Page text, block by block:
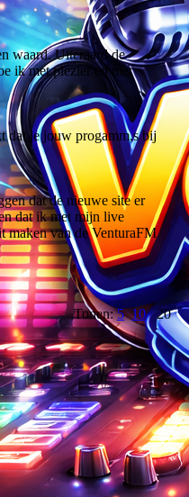
waard. Uiteraard de
ik met plezier en met
dat je jouw progamm,s bij
dat de nieuwe site er
dat ik met mijn live
maken van de VenturaFM
Tonen:5 1020